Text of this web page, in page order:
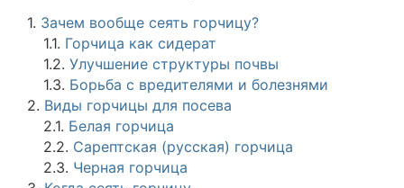
1. Зачем вообще сеять горчицу?
1.1. Горчица как сидерат
1.2. Улучшение структуры почвы
1.3. Борьба с вредителями и болезнями
2. Виды горчицы для посева
2.1. Белая горчица
2.2. Сарептская (русская) горчица
2.3. Черная горчица